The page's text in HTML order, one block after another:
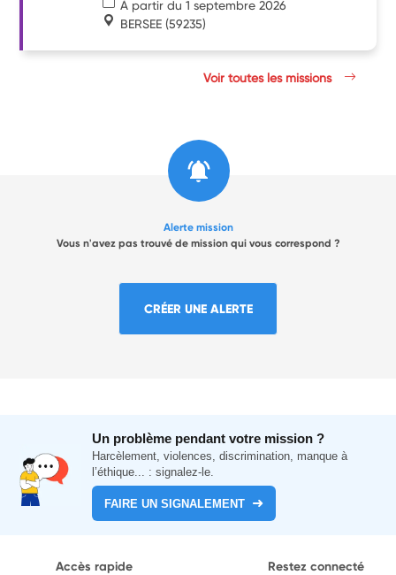
À partir du 1 septembre 2026
BERSEE (59235)
Voir toutes les missions
Alerte mission
Vous n'avez pas trouvé de mission qui vous correspond ?
CRÉER UNE ALERTE
Un problème pendant votre mission ?
Harcèlement, violences, discrimination, manque à
l’éthique... : signalez-le.
FAIRE UN SIGNALEMENT
Accès rapide Restez connecté